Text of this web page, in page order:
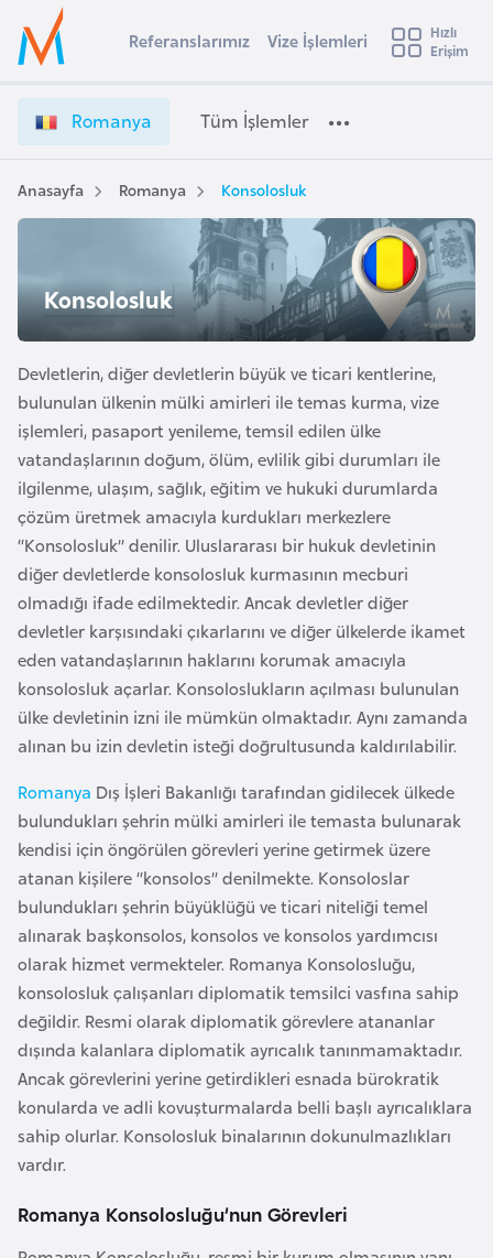
Ülke Seçimi
Başvuru yapmak istediğiniz ülkeyi seçin
Üye
Girişi
o
a
n
a
z
e
İ
ş
l
e
e
r
i
e
i
ş
i
Referanslarımız Vize İşlemleri
Hızlı
Erişim
Romanya Tüm İşlemler
Anasayfa Romanya Konsolosluk
Konsolosluk
Devletlerin, diğer devletlerin büyük ve ticari kentlerine,
bulunulan ülkenin mülki amirleri ile temas kurma, vize
işlemleri, pasaport yenileme, temsil edilen ülke
vatandaşlarının doğum, ölüm, evlilik gibi durumları ile
ilgilenme, ulaşım, sağlık, eğitim ve hukuki durumlarda
çözüm üretmek amacıyla kurdukları merkezlere
“Konsolosluk” denilir. Uluslararası bir hukuk devletinin
diğer devletlerde konsolosluk kurmasının mecburi
olmadığı ifade edilmektedir. Ancak devletler diğer
devletler karşısındaki çıkarlarını ve diğer ülkelerde ikamet
eden vatandaşlarının haklarını korumak amacıyla
konsolosluk açarlar. Konsoloslukların açılması bulunulan
ülke devletinin izni ile mümkün olmaktadır. Aynı zamanda
alınan bu izin devletin isteği doğrultusunda kaldırılabilir.
Romanya Dış İşleri Bakanlığı tarafından gidilecek ülkede
bulundukları şehrin mülki amirleri ile temasta bulunarak
kendisi için öngörülen görevleri yerine getirmek üzere
atanan kişilere “konsolos” denilmekte. Konsoloslar
bulundukları şehrin büyüklüğü ve ticari niteliği temel
alınarak başkonsolos, konsolos ve konsolos yardımcısı
olarak hizmet vermekteler. Romanya Konsolosluğu,
konsolosluk çalışanları diplomatik temsilci vasfına sahip
değildir. Resmi olarak diplomatik görevlere atananlar
dışında kalanlara diplomatik ayrıcalık tanınmamaktadır.
Ancak görevlerini yerine getirdikleri esnada bürokratik
konularda ve adli kovuşturmalarda belli başlı ayrıcalıklara
sahip olurlar. Konsolosluk binalarının dokunulmazlıkları
vardır.
Romanya Konsolosluğu’nun Görevleri
s
t
r
a
v
t
u
r
y
a
A
z
e
r
b
a
y
a
n
B
a
h
r
e
y
n
B
a
g